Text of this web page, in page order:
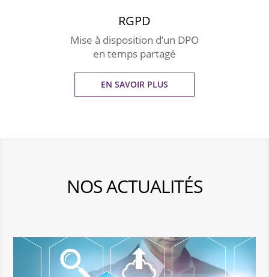
RGPD
Mise à disposition d’un DPO
en temps partagé
EN SAVOIR PLUS
NOS ACTUALITÉS